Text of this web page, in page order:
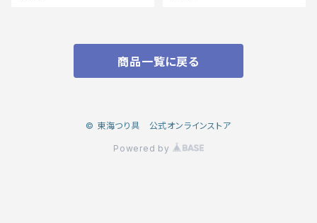
商品一覧に戻る
© 東海つり具 公式オンラインストア
Powered by